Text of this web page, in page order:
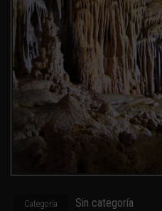
Categoría Sin categoría